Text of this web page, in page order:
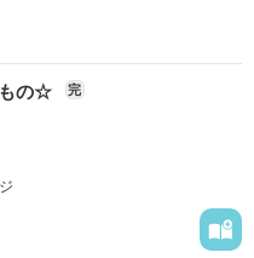
方はご遠慮下さい＊
ので、
かな？
の☆ 完